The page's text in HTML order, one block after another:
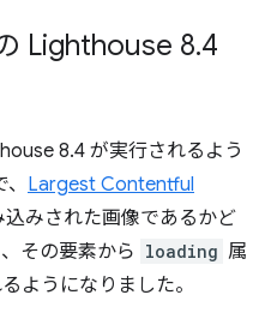
Lighthouse 8.4
8.4 が実行されるよう
Largest Contentful
みされた画像であるかど
その要素から loading 属
ようになりました。